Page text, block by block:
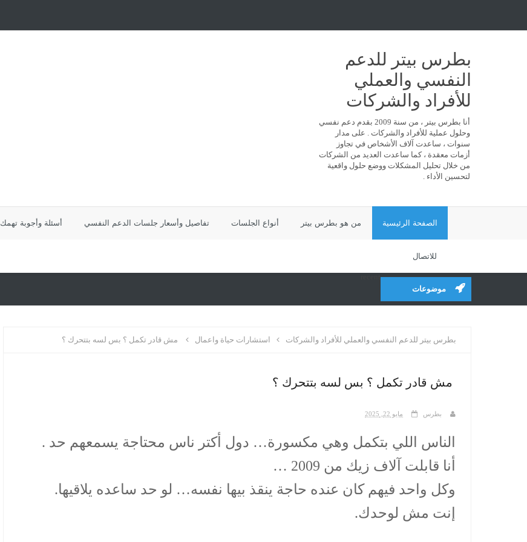
بطرس بيتر للدعم
النفسي والعملي
للأفراد والشركات
أنا بطرس بيتر ، من سنة 2009 بقدم دعم نفسي
وحلول عملية للأفراد والشركات . على مدار
سنوات ، ساعدت آلاف الأشخاص في تجاوز
أزمات معقدة ، كما ساعدت العديد من الشركات
من خلال تحليل المشكلات ووضع حلول واقعية
لتحسين الأداء .
الصفحة الرئيسية من هو بطرس بيتر أنواع الجلسات تفاصيل وأسعار جلسات الدعم النفسي أسئلة وأجوبة تهمك
للاتصال
موضوعات
بطرس بيتر للدعم النفسي والعملي للأفراد والشركات استشارات حياة واعمال مش قادر تكمل ؟ بس لسه بتتحرك ؟
مش قادر تكمل ؟ بس لسه بتتحرك ؟
بطرس مايو 22, 2025
الناس اللي بتكمل وهي مكسورة… دول أكتر ناس محتاجة يسمعهم حد .
أنا قابلت آلاف زيك من 2009 …
وكل واحد فيهم كان عنده حاجة ينقذ بيها نفسه… لو حد ساعده يلاقيها.
إنت مش لوحدك.